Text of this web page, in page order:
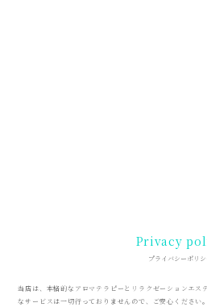
Privacy
プライバシーポリシ
当店は、本格的なアロマテラピーとリラクゼーションエス
なサービスは一切行っておりませんので、ご安心ください。